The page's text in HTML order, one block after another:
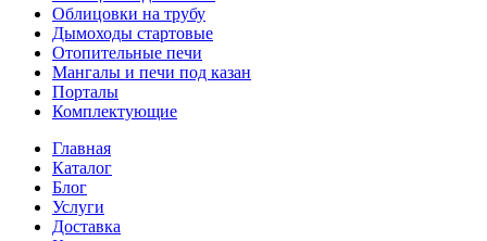
Облицовки на трубу
Дымоходы стартовые
Отопительные печи
Мангалы и печи под казан
Порталы
Комплектующие
Главная
Каталог
Блог
Услуги
Доставка